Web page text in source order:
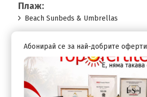
Плаж:
Beach Sunbeds & Umbrellas
Услуги:
Beauty Treatment (on request)
Абонирай се за най-добрите оферти